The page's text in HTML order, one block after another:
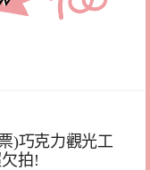
)巧克力觀光工
拍!